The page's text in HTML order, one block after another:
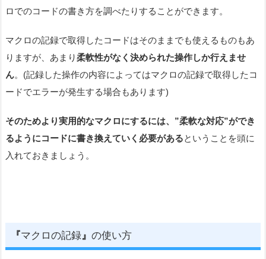
ロでのコードの書き方を調べたりすることができます。
マクロの記録で取得したコードはそのままでも使えるものもあ
りますが、あまり柔軟性がなく決められた操作しか行えませ
ん。(記録した操作の内容によってはマクロの記録で取得したコ
ードでエラーが発生する場合もあります)
そのためより実用的なマクロにするには、”柔軟な対応”ができ
るようにコードに書き換えていく必要があるということを頭に
入れておきましょう。
『マクロの記録』 の使い方